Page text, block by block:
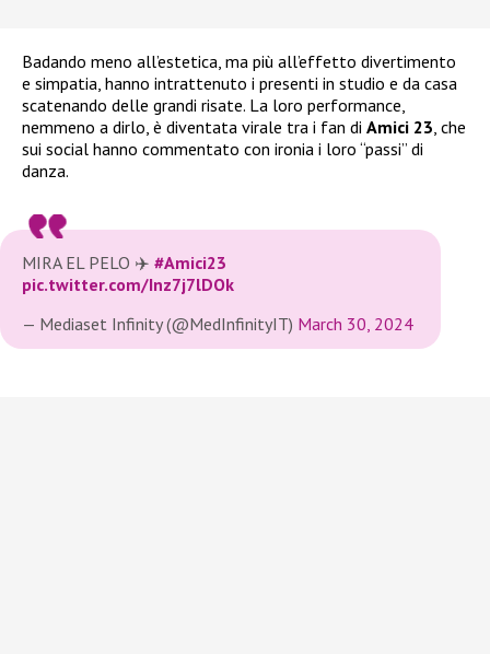
Badando meno all’estetica, ma più all’effetto divertimento
e simpatia, hanno intrattenuto i presenti in studio e da casa
scatenando delle grandi risate. La loro performance,
nemmeno a dirlo, è diventata virale tra i fan di Amici 23, che
sui social hanno commentato con ironia i loro “passi” di
danza.
MIRA EL PELO ✈️ #Amici23
pic.twitter.com/Inz7j7lDOk
— Mediaset Infinity (@MedInfinityIT) March 30, 2024